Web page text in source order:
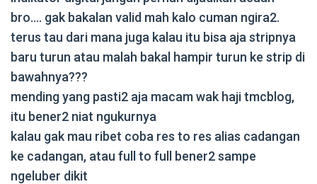
bro…. gak bakalan valid mah kalo cuman ngira2.
terus tau dari mana juga kalau itu bisa aja stripnya
baru turun atau malah bakal hampir turun ke strip di
bawahnya???
mending yang pasti2 aja macam wak haji tmcblog,
itu bener2 niat ngukurnya
kalau gak mau ribet coba res to res alias cadangan
ke cadangan, atau full to full bener2 sampe
ngeluber dikit